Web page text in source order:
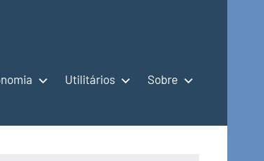
Utilitários Sobre